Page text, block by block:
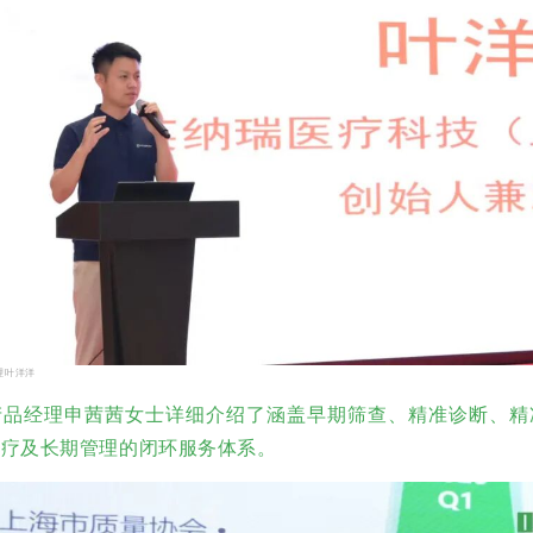
叶洋洋
经理申茜茜女士详细介绍了涵盖早期筛查、精准诊断、
及长期管理的闭环服务体系。